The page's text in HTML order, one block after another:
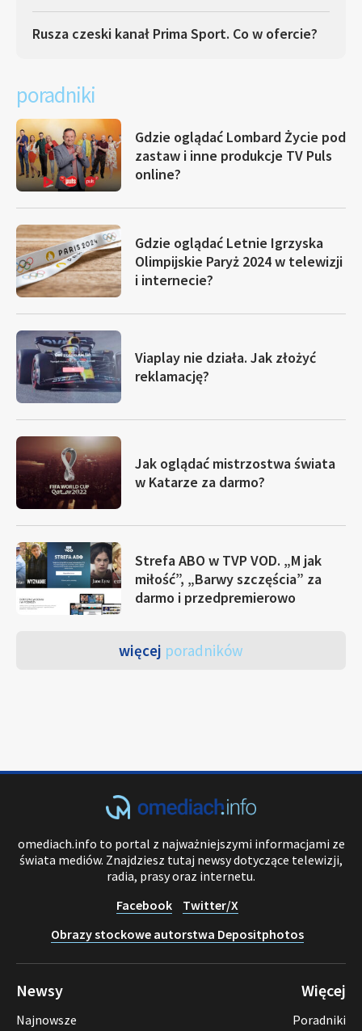
Rusza czeski kanał Prima Sport. Co w ofercie?
poradniki
Gdzie oglądać Lombard Życie pod
zastaw i inne produkcje TV Puls
online?
Gdzie oglądać Letnie Igrzyska
Olimpijskie Paryż 2024 w telewizji
i internecie?
Viaplay nie działa. Jak złożyć
reklamację?
Jak oglądać mistrzostwa świata
w Katarze za darmo?
Strefa ABO w TVP VOD. „M jak
miłość”, „Barwy szczęścia” za
darmo i przedpremierowo
więcej poradników
omediach.info to portal z najważniejszymi informacjami ze
świata mediów. Znajdziesz tutaj newsy dotyczące telewizji,
radia, prasy oraz internetu.
Facebook
Twitter/X
Obrazy stockowe autorstwa Depositphotos
Newsy
Najnowsze
Więcej
Poradniki